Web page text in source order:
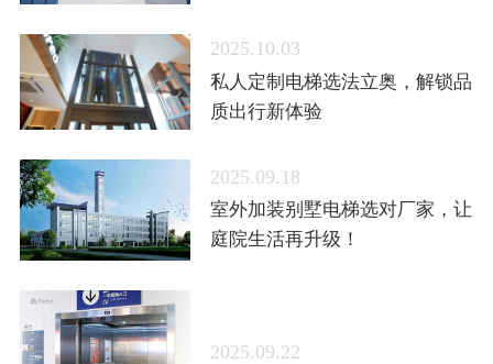
2025.10.03
私人定制电梯选法立奥，解锁品
质出行新体验
2025.09.18
室外加装别墅电梯选对厂家，让
庭院生活再升级！
2025.09.22